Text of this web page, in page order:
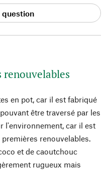
renouvelables
en pot, car il est fabriqué
être traversé par les
l'environnement, car il est
renouvelables.
et de caoutchouc
rugueux mais
question